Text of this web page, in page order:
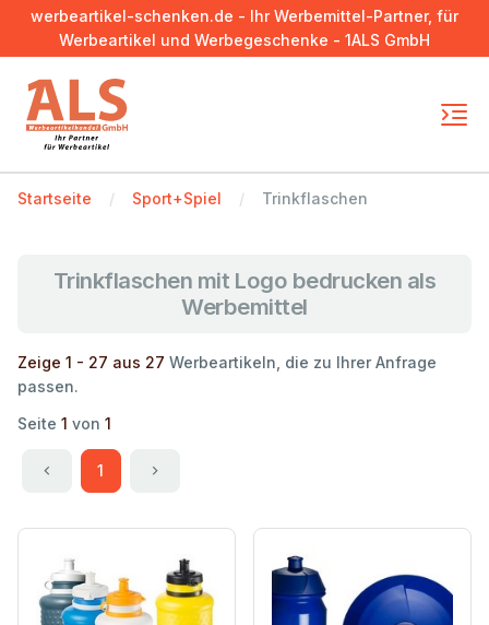
werbeartikel-schenken.de - Ihr Werbemittel-Partner, für
Werbeartikel und Werbegeschenke - 1ALS GmbH
Startseite Sport+Spiel Trinkflaschen
Trinkflaschen mit Logo bedrucken als
Werbemittel
Zeige 1 - 27 aus 27 Werbeartikeln, die zu Ihrer Anfrage
passen.
Seite 1 von 1
1